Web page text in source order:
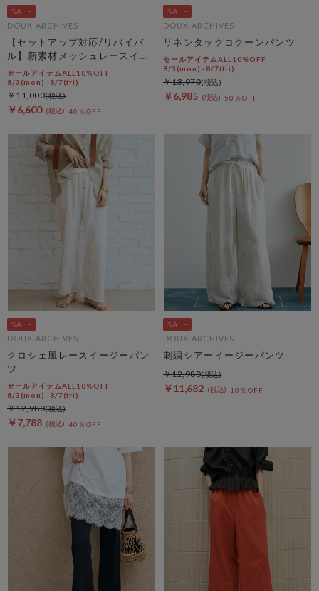
DOUX ARCHIVES
【セットアップ対応/リバイバ
ル】新素材メッシュレースイー
ジーパンツ
セールアイテムALL10%OFF
8/3(mon)~8/7(fri)
￥6,600 40％OFF
￥11,000
DOUX ARCHIVES
リネンタックコクーンパンツ
セールアイテムALL10%OFF
8/3(mon)~8/7(fri)
￥6,985 50％OFF
￥13,970
DOUX ARCHIVES
クロシェ風レースイージーパン
ツ
セールアイテムALL10%OFF
8/3(mon)~8/7(fri)
￥7,788 40％OFF
￥12,980
DOUX ARCHIVES
刺繍シアーイージーパンツ
￥11,682 10％OFF
￥12,980